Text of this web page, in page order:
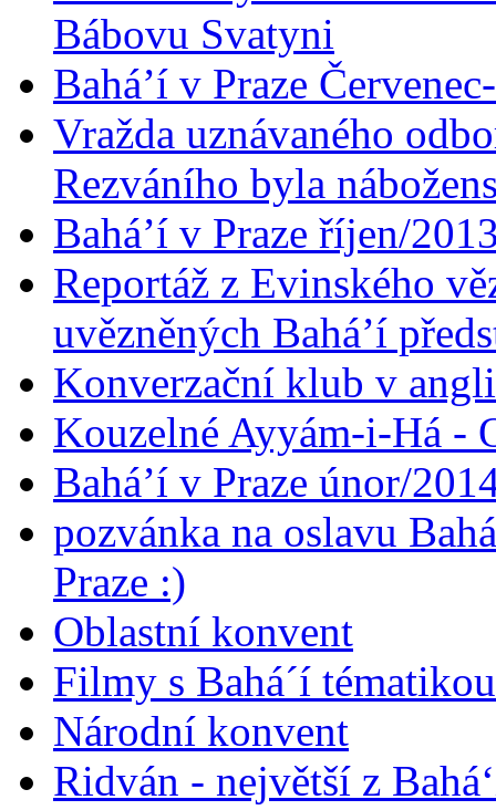
Bábovu Svatyni
Bahá’í v Praze
Vražda uznávaného
Rezváního byla
Bahá’í v Praze říjen/
Reportáž z Evinského
uvězněných Bahá’í
Konverzační klub v
Kouzelné Ayyám-i-Há -
Bahá’í v Praze únor/
pozvánka na oslavu
Praze :)
Oblastní konvent
Filmy s Bahá´í
Národní konvent
Ridván - největší z